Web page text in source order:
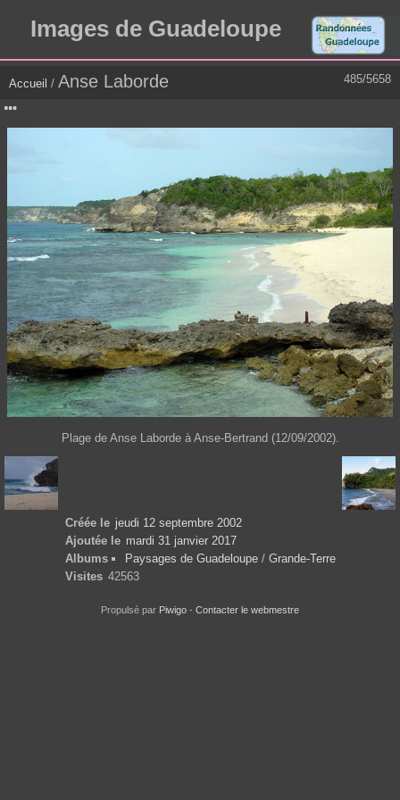
Images de Guadeloupe
485/5658
Accueil / Anse Laborde
Plage de Anse Laborde à Anse-Bertrand (12/09/2002).
Créée le jeudi 12 septembre 2002
Ajoutée le mardi 31 janvier 2017
Albums
Paysages de Guadeloupe / Grande-Terre
Visites 42563
Propulsé par Piwigo - Contacter le webmestre